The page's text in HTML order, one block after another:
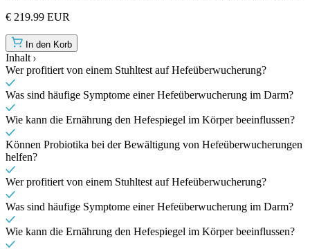
€ 219.99 EUR
In den Korb
Inhalt
Wer profitiert von einem Stuhltest auf Hefeüberwucherung?
Was sind häufige Symptome einer Hefeüberwucherung im Darm?
Wie kann die Ernährung den Hefespiegel im Körper beeinflussen?
Können Probiotika bei der Bewältigung von Hefeüberwucherungen
helfen?
Wer profitiert von einem Stuhltest auf Hefeüberwucherung?
Was sind häufige Symptome einer Hefeüberwucherung im Darm?
Wie kann die Ernährung den Hefespiegel im Körper beeinflussen?